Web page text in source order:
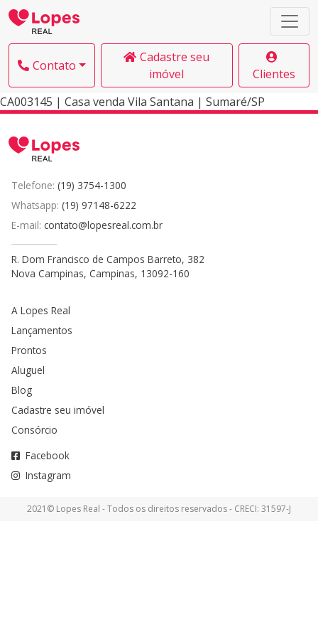
Contato
Cadastre seu
imóvel
Clientes
CA003145 | Casa venda Vila Santana | Sumaré/SP
Telefone: (19) 3754-1300
Whatsapp: (19) 97148-6222
E-mail: contato@lopesreal.com.br
R. Dom Francisco de Campos Barreto, 382
Nova Campinas, Campinas, 13092-160
A Lopes Real
Lançamentos
Prontos
Aluguel
Blog
Cadastre seu imóvel
Consórcio
Facebook
Instagram
2021© Lopes Real - Todos os direitos reservados - CRECI: 31597-J